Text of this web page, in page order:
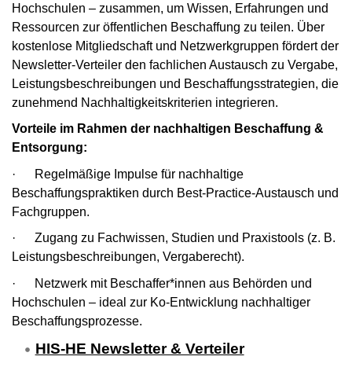
Hochschulen – zusammen, um Wissen, Erfahrungen und
Ressourcen zur öffentlichen Beschaffung zu teilen. Über
kostenlose Mitgliedschaft und Netzwerkgruppen fördert der
Newsletter-Verteiler den fachlichen Austausch zu Vergabe,
Leistungsbeschreibungen und Beschaffungsstrategien, die
zunehmend Nachhaltigkeitskriterien integrieren.
Vorteile im Rahmen der nachhaltigen Beschaffung &
Entsorgung:
· Regelmäßige Impulse für nachhaltige
Beschaffungspraktiken durch Best-Practice-Austausch und
Fachgruppen.
· Zugang zu Fachwissen, Studien und Praxistools (z. B.
Leistungsbeschreibungen, Vergaberecht).
· Netzwerk mit Beschaffer*innen aus Behörden und
Hochschulen – ideal zur Ko-Entwicklung nachhaltiger
Beschaffungsprozesse.
HIS-HE Newsletter & Verteiler